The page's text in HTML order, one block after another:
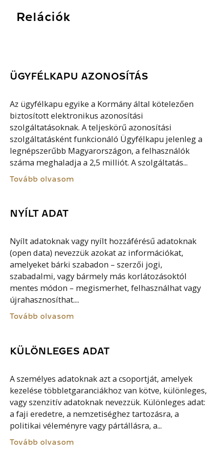
Relációk
ÜGYFÉLKAPU AZONOSÍTÁS
Az ügyfélkapu egyike a Kormány által kötelezően
biztosított elektronikus azonosítási
szolgáltatásoknak. A teljeskörű azonosítási
szolgáltatásként funkcionáló Ügyfélkapu jelenleg a
legnépszerűbb Magyarországon, a felhasználók
száma meghaladja a 2,5 milliót. A szolgáltatás...
Tovább olvasom
NYÍLT ADAT
Nyílt adatoknak vagy nyílt hozzáférésű adatoknak
(open data) nevezzük azokat az információkat,
amelyeket bárki szabadon – szerzői jogi,
szabadalmi, vagy bármely más korlátozásoktól
mentes módon – megismerhet, felhasználhat vagy
újrahasznosíthat....
Tovább olvasom
KÜLÖNLEGES ADAT
A személyes adatoknak azt a csoportját, amelyek
kezelése többletgaranciákhoz van kötve, különleges,
vagy szenzitív adatoknak nevezzük. Különleges adat:
a faji eredetre, a nemzetiséghez tartozásra, a
politikai véleményre vagy pártállásra, a...
Tovább olvasom